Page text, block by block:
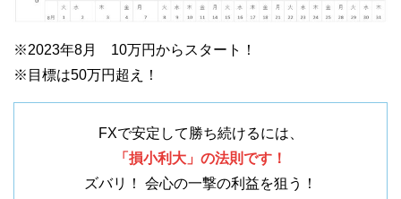
※2023年8月 10万円からスタート！
※目標は50万円超え！
FXで安定して勝ち続けるには、
「損小利大」の法則です！
ズバリ！ 会心の一撃の利益を狙う！